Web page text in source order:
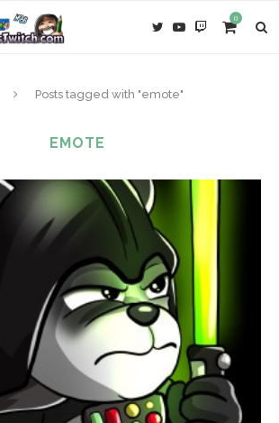
0
Posts tagged with "emote"
EMOTE